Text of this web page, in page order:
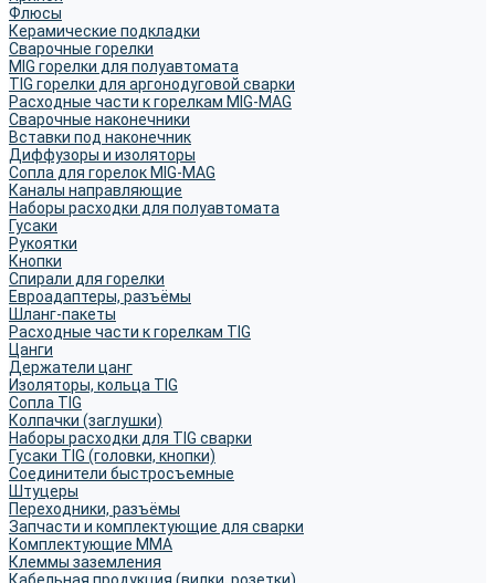
Флюсы
Керамические подкладки
Сварочные горелки
MIG горелки для полуавтомата
TIG горелки для аргонодуговой сварки
Расходные части к горелкам MIG-MAG
Сварочные наконечники
Вставки под наконечник
Диффузоры и изоляторы
Сопла для горелок MIG-MAG
Каналы направляющие
Наборы расходки для полуавтомата
Гусаки
Рукоятки
Кнопки
Спирали для горелки
Евроадаптеры, разъёмы
Шланг-пакеты
Расходные части к горелкам TIG
Цанги
Держатели цанг
Изоляторы, кольца TIG
Сопла TIG
Колпачки (заглушки)
Наборы расходки для TIG сварки
Гусаки TIG (головки, кнопки)
Соединители быстросъемные
Штуцеры
Переходники, разъёмы
Запчасти и комплектующие для сварки
Комплектующие ММА
Клеммы заземления